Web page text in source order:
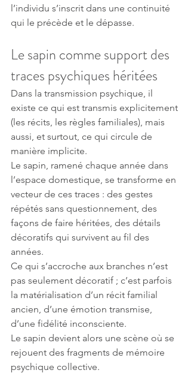
l’individu s’inscrit dans une continuité
qui le précède et le dépasse.
Le sapin comme support des
traces psychiques héritées
Dans la transmission psychique, il
existe ce qui est transmis explicitement
(les récits, les règles familiales), mais
aussi, et surtout, ce qui circule de
manière implicite.
Le sapin, ramené chaque année dans
l’espace domestique, se transforme en
vecteur de ces traces : des gestes
répétés sans questionnement, des
façons de faire héritées, des détails
décoratifs qui survivent au fil des
années.
Ce qui s’accroche aux branches n’est
pas seulement décoratif ; c’est parfois
la matérialisation d’un récit familial
ancien, d’une émotion transmise,
d’une fidélité inconsciente.
Le sapin devient alors une scène où se
rejouent des fragments de mémoire
psychique collective.